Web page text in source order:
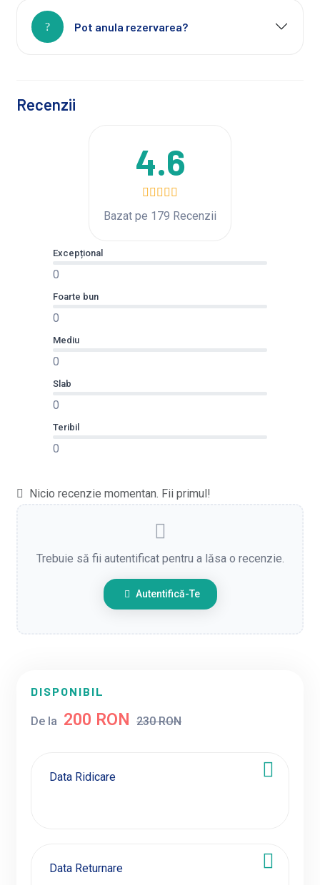
Pot anula rezervarea?
Recenzii
4.6
Bazat pe 179 Recenzii
Excepțional
0
Foarte bun
0
Mediu
0
Slab
0
Teribil
0
Nicio recenzie momentan. Fii primul!
Trebuie să fii autentificat pentru a lăsa o recenzie.
Autentifică-Te
DISPONIBIL
De la 200 RON 230 RON
Data Ridicare
Data Returnare